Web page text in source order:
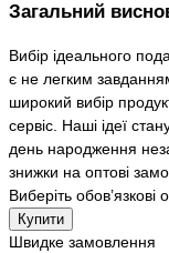
Загальний
Вибір ідеального
є не легким
широкий вибір
сервіс. Наші ідеї
день народження
знижки на оптові
Виберіть обов’язкові
Купити
Швидке замовлення